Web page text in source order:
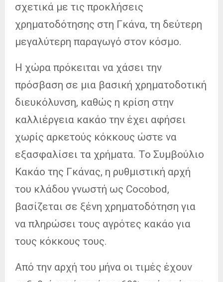
σχετικά με τις προκλήσεις
χρηματοδότησης στη Γκάνα, τη δεύτερη
μεγαλύτερη παραγωγό στον κόσμο.
Η χώρα πρόκειται να χάσει την
πρόσβαση σε μια βασική χρηματοδοτική
διευκόλυνση, καθώς η κρίση στην
καλλιέργεια κακάο την έχει αφήσει
χωρίς αρκετούς κόκκους ώστε να
εξασφαλίσει τα χρήματα. Το Συμβούλιο
Κακάο της Γκάνας, η ρυθμιστική αρχή
του κλάδου γνωστή ως Cocobod,
βασίζεται σε ξένη χρηματοδότηση για
να πληρώσει τους αγρότες κακάο για
τους κόκκους τους.
Από την αρχή του μήνα οι τιμές έχουν